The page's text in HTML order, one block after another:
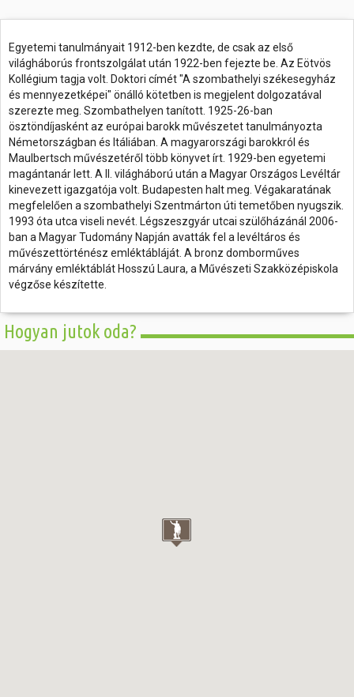
Egyetemi tanulmányait 1912-ben kezdte, de csak az első
világháborús frontszolgálat után 1922-ben fejezte be. Az Eötvös
Kollégium tagja volt. Doktori címét "A szombathelyi székesegyház
és mennyezetképei" önálló kötetben is megjelent dolgozatával
szerezte meg. Szombathelyen tanított. 1925-26-ban
ösztöndíjasként az európai barokk művészetet tanulmányozta
Németországban és Itáliában. A magyarországi barokkról és
Maulbertsch művészetéről több könyvet írt. 1929-ben egyetemi
magántanár lett. A II. világháború után a Magyar Országos Levéltár
kinevezett igazgatója volt. Budapesten halt meg. Végakaratának
megfelelően a szombathelyi Szentmárton úti temetőben nyugszik.
1993 óta utca viseli nevét. Légszeszgyár utcai szülőházánál 2006-
ban a Magyar Tudomány Napján avatták fel a levéltáros és
művészettörténész emléktábláját. A bronz domborműves
márvány emléktáblát Hosszú Laura, a Művészeti Szakközépiskola
végzőse készítette.
Hogyan jutok oda?